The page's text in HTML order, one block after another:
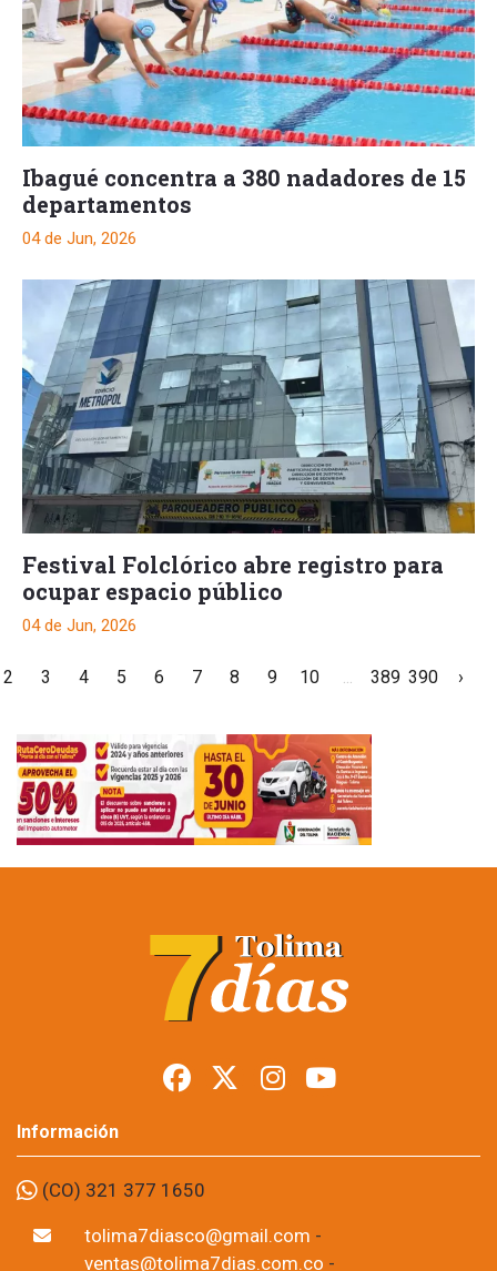
Ibagué concentra a 380 nadadores de 15
departamentos
04 de Jun, 2026
Festival Folclórico abre registro para
ocupar espacio público
04 de Jun, 2026
2 3 4 5 6 7 8 9 10 ... 389 390 ›
Información
(CO) 321 377 1650
tolima7diasco@gmail.com -
ventas@tolima7dias.com.co -